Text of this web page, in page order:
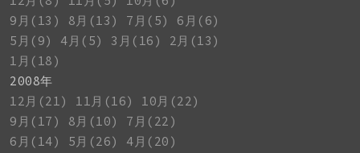
9月(13)
8月(13) 7月(5)
6月(6)
5月(9)
4月(5) 3月(16)
2月(13)
1月(18)
2008年
12月(21)
11月(16)
10月(22)
9月(17)
8月(10)
7月(22)
6月(14)
5月(26)
4月(20)